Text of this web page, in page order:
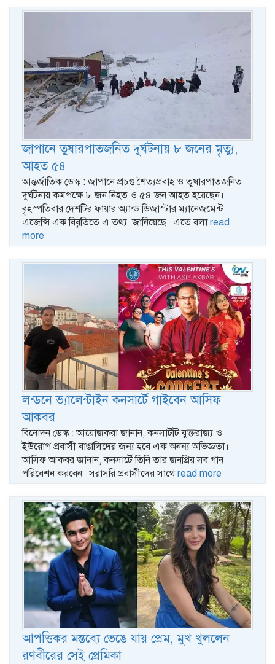
জাপানে তুষারপাতজনিত দুর্ঘটনায় ৮ জনের মৃত্যু,
আহত ৫৪
আন্তর্জাতিক ডেস্ক : জাপানে প্রচণ্ড শৈত্যপ্রবাহ ও তুষারপাতজনিত
দুর্ঘটনায় কমপক্ষে ৮ জন নিহত ও ৫৪ জন আহত হয়েছেন।
বৃহস্পতিবার দেশটির ফায়ার অ্যান্ড ডিজাস্টার ম্যানেজমেন্ট
এজেন্সি এক বিবৃতিতে এ তথ্য জানিয়েছে। এতে বলাread
more
লন্ডনে ভ্যালেন্টাইন কনসার্টে গাইবেন আসিফ
আকবর
বিনোদন ডেস্ক : আয়োজকরা জানান, কনসার্টটি যুক্তরাজ্য ও
ইউরোপ প্রবাসী বাঙালিদের জন্য হবে এক অনন্য অভিজ্ঞতা।
আসিফ আকবর জানান, কনসার্টে তিনি তার জনপ্রিয় সব গান
পরিবেশন করবেন। সরাসরি প্রবাসীদের সাথে read more
আপত্তিকর মন্তব্যে ভেঙে যায় প্রেম, মুখ খুললেন
রণবীরের সেই প্রেমিকা